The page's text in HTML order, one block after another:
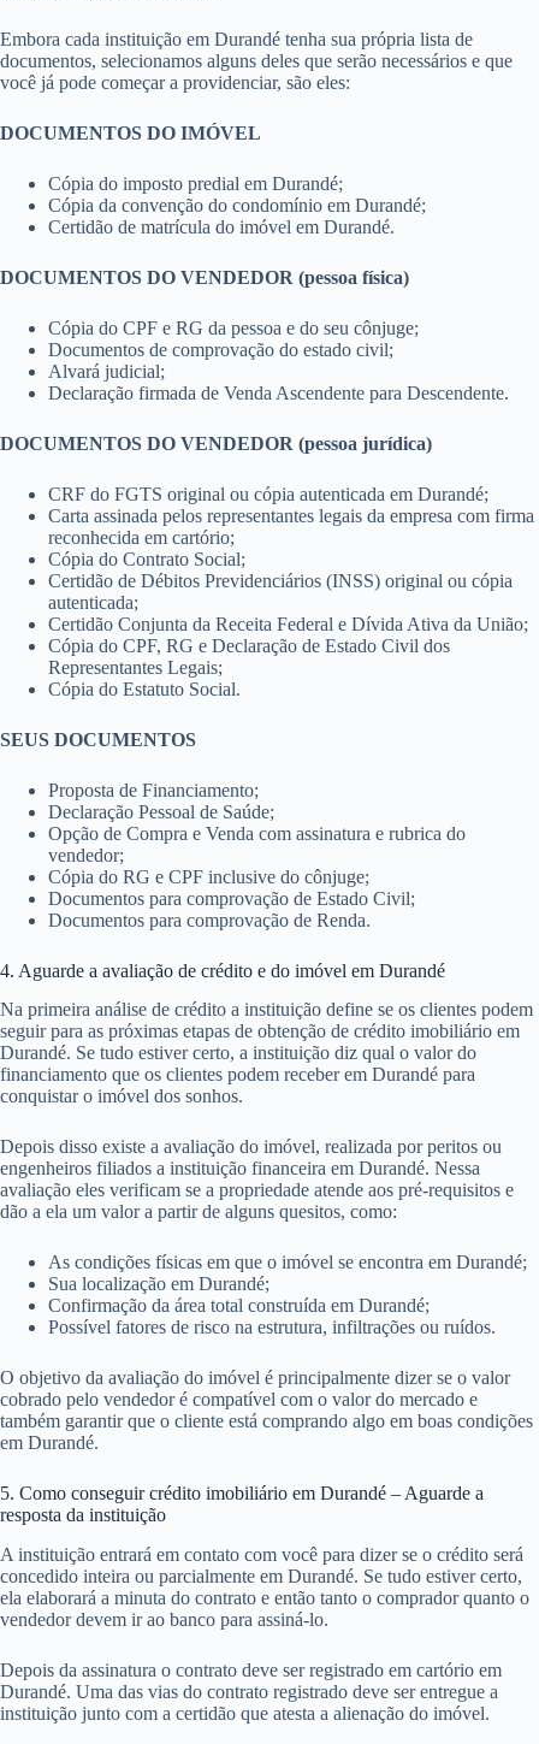
Embora cada instituição em Durandé tenha sua própria lista de
documentos, selecionamos alguns deles que serão necessários e que
você já pode começar a providenciar, são eles:
DOCUMENTOS DO IMÓVEL
Cópia do imposto predial em Durandé;
Cópia da convenção do condomínio em Durandé;
Certidão de matrícula do imóvel em Durandé.
DOCUMENTOS DO VENDEDOR (pessoa física)
Cópia do CPF e RG da pessoa e do seu cônjuge;
Documentos de comprovação do estado civil;
Alvará judicial;
Declaração firmada de Venda Ascendente para Descendente.
DOCUMENTOS DO VENDEDOR (pessoa jurídica)
CRF do FGTS original ou cópia autenticada em Durandé;
Carta assinada pelos representantes legais da empresa com firma
reconhecida em cartório;
Cópia do Contrato Social;
Certidão de Débitos Previdenciários (INSS) original ou cópia
autenticada;
Certidão Conjunta da Receita Federal e Dívida Ativa da União;
Cópia do CPF, RG e Declaração de Estado Civil dos
Representantes Legais;
Cópia do Estatuto Social.
SEUS DOCUMENTOS
Proposta de Financiamento;
Declaração Pessoal de Saúde;
Opção de Compra e Venda com assinatura e rubrica do
vendedor;
Cópia do RG e CPF inclusive do cônjuge;
Documentos para comprovação de Estado Civil;
Documentos para comprovação de Renda.
4. Aguarde a avaliação de crédito e do imóvel em Durandé
Na primeira análise de crédito a instituição define se os clientes podem
seguir para as próximas etapas de obtenção de crédito imobiliário em
Durandé. Se tudo estiver certo, a instituição diz qual o valor do
financiamento que os clientes podem receber em Durandé para
conquistar o imóvel dos sonhos.
Depois disso existe a avaliação do imóvel, realizada por peritos ou
engenheiros filiados a instituição financeira em Durandé. Nessa
avaliação eles verificam se a propriedade atende aos pré-requisitos e
dão a ela um valor a partir de alguns quesitos, como:
As condições físicas em que o imóvel se encontra em Durandé;
Sua localização em Durandé;
Confirmação da área total construída em Durandé;
Possível fatores de risco na estrutura, infiltrações ou ruídos.
O objetivo da avaliação do imóvel é principalmente dizer se o valor
cobrado pelo vendedor é compatível com o valor do mercado e
também garantir que o cliente está comprando algo em boas condições
em Durandé.
5. Como conseguir crédito imobiliário em Durandé – Aguarde a
resposta da instituição
A instituição entrará em contato com você para dizer se o crédito será
concedido inteira ou parcialmente em Durandé. Se tudo estiver certo,
ela elaborará a minuta do contrato e então tanto o comprador quanto o
vendedor devem ir ao banco para assiná-lo.
Depois da assinatura o contrato deve ser registrado em cartório em
Durandé. Uma das vias do contrato registrado deve ser entregue a
instituição junto com a certidão que atesta a alienação do imóvel.